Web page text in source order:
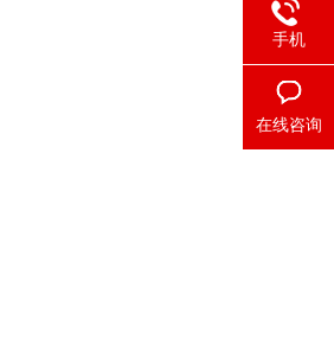
手机
在线咨询